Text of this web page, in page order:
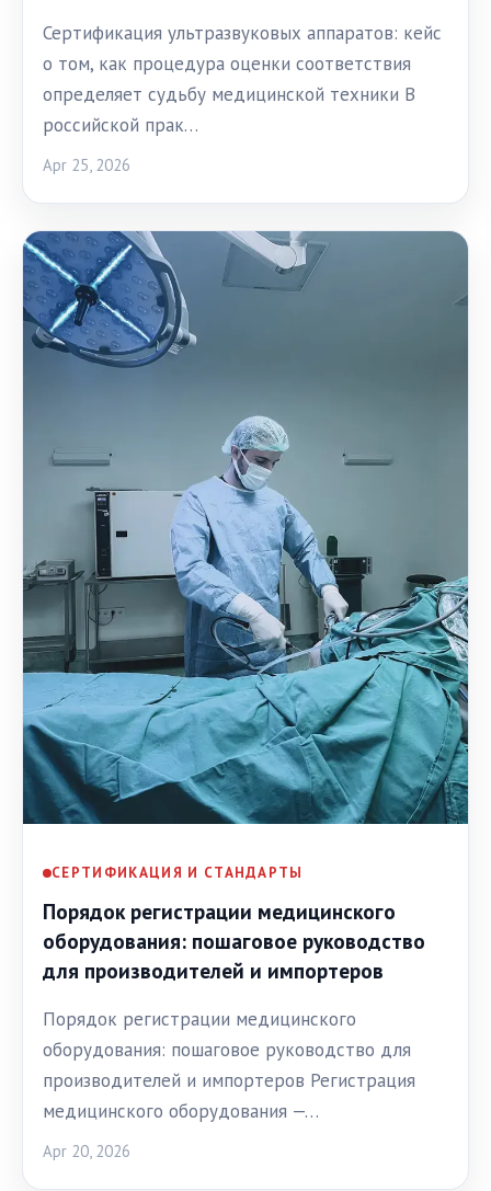
Сертификация ультразвуковых аппаратов: кейс
о том, как процедура оценки соответствия
определяет судьбу медицинской техники В
российской прак…
Apr 25, 2026
СЕРТИФИКАЦИЯ И СТАНДАРТЫ
Порядок регистрации медицинского
оборудования: пошаговое руководство
для производителей и импортеров
Порядок регистрации медицинского
оборудования: пошаговое руководство для
производителей и импортеров Регистрация
медицинского оборудования —…
Apr 20, 2026